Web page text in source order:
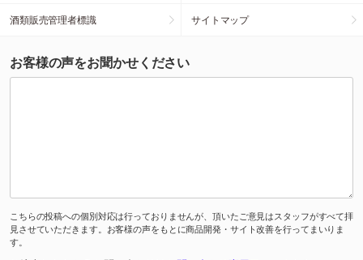
酒類販売管理者標識 サイトマップ
お客様の声をお聞かせください
こちらの投稿への個別対応は行っておりませんが、頂いたご意見はスタッフがすべて拝
見させていただきます。お客様の声をもとに商品開発・サイト改善を行ってまいりま
す。